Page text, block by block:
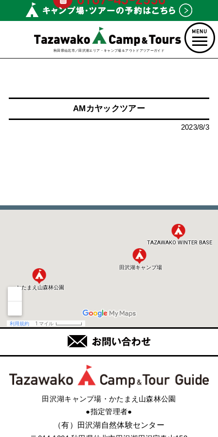
秋田県仙北市／田沢湖エリア・キャンプ場＆アウトドアツアーガイド
AMカヤックツアー
2023/8/3
田沢湖キャンプ場・かたまえ山森林公園
●指定管理者●
（有）田沢湖自然体験センター